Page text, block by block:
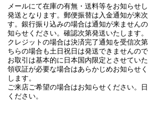
メールにて在庫の有無・送料等をお知らせ
発送となります。郵便振替は入金通知が来
す。銀行振り込みの場合は通知が来ません
知らせください。確認次第発送いたします。
クレジットの場合は決済完了通知を受信次
ちらの場合も土日祝日は発送できませんの
お取引は基本的に日本国内限定とさせていた
領収証が必要な場合はあらかじめお知らせ
します。
ご来店ご希望の場合はお知らせください。
ください。